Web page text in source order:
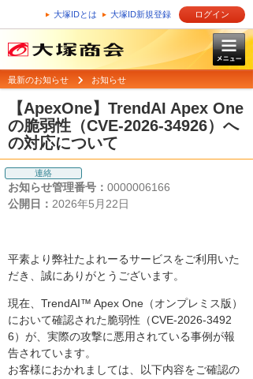
大塚IDとは 大塚ID新規登録 ログイン
最新のお知らせ お知らせ
【ApexOne】TrendAI Apex One
の脆弱性（CVE-2026-34926）へ
の対応について
連絡
お知らせ管理番号： 0000006166
公開日： 2026年5月22日
平素より弊社たよれーるサービスをご利用いた
だき、誠にありがとうございます。
現在、TrendAI™ Apex One（オンプレミス版）
において確認された脆弱性（CVE-2026-3492
6）が、実際の攻撃に悪用されている事例が報
告されています。
お客様におかれましては、以下内容をご確認の